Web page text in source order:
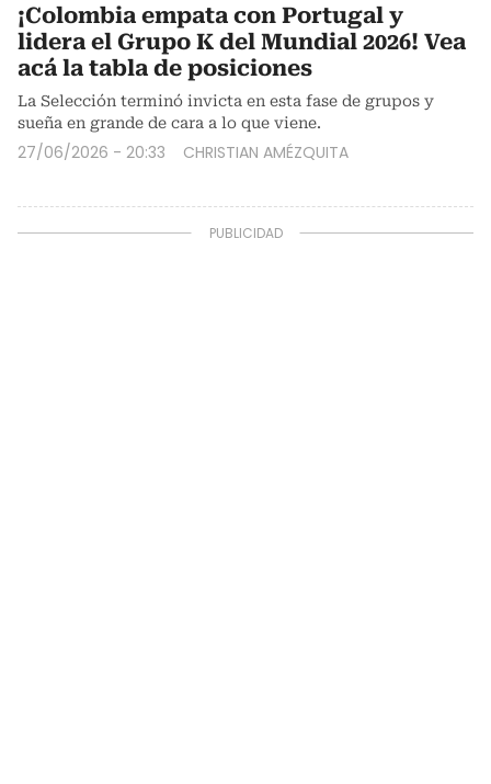
¡Colombia empata con Portugal y
lidera el Grupo K del Mundial 2026! Vea
acá la tabla de posiciones
La Selección terminó invicta en esta fase de grupos y
sueña en grande de cara a lo que viene.
27/06/2026 - 20:33 CHRISTIAN AMÉZQUITA